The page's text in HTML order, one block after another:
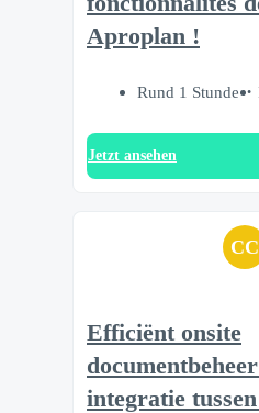
Aproplan !
Rund 1 Stunde
Jetzt ansehen
CC
Efficiënt onsite
integratie